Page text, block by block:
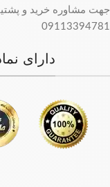
جهت مشاوره خرید و
09113394781
دارای